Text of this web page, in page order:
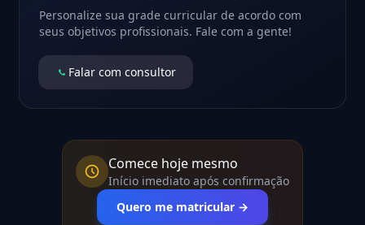
Personalize sua grade curricular de acordo com
seus objetivos profissionais. Fale com a gente!
Falar com consultor
Comece hoje mesmo
Início imediato após confirmação
Quero me matricular →